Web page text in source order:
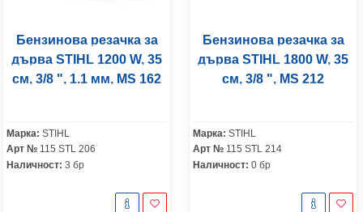
Бензинова резачка за
дърва STIHL 1200 W, 35
см, 3/8 ", 1.1 мм, MS 162
Марка: STIHL
Арт № 115 STL 206
Наличност: 3 бр
Бензинова резачка за
дърва STIHL 1800 W, 35
см, 3/8 ", MS 212
Марка: STIHL
Арт № 115 STL 214
Наличност: 0 бр